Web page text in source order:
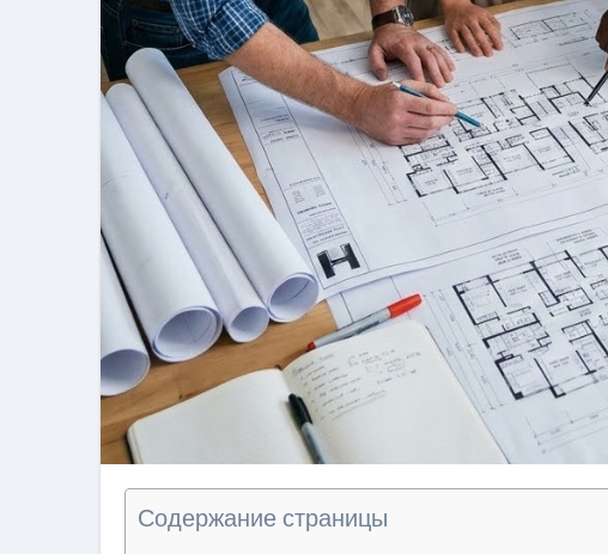
Содержание страницы